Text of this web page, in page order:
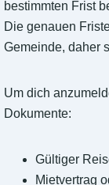
bestimmten Frist
Die genauen
Gemeinde, daher
Um dich
Dokumente:
Gültiger
Mietvertrag